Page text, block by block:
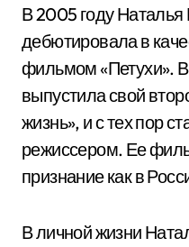
В 2005 году Наталья
дебютировала в
фильмом «Петухи». В
выпустила свой
жизнь», и с тех пор
режиссером. Ее
признание как в
В личной жизни